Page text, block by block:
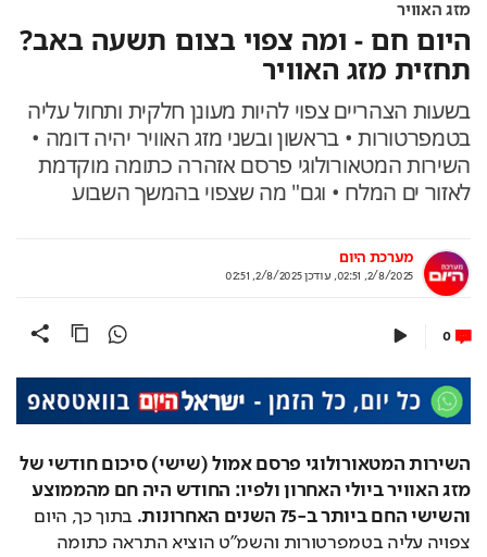
מזג האוויר
היום חם - ומה צפוי בצום תשעה באב?
תחזית מזג האוויר
בשעות הצהריים צפוי להיות מעונן חלקית ותחול עליה
בטמפרטורות • בראשון ובשני מזג האוויר יהיה דומה •
השירות המטאורולוגי פרסם אזהרה כתומה מוקדמת
לאזור ים המלח • וגם" מה שצפוי בהמשך השבוע
מערכת היום
2/8/2025, 02:51
, עודכן2/8/2025, 02:51
0
והשישי החם ביותר ב-75 השנים האחרונות.